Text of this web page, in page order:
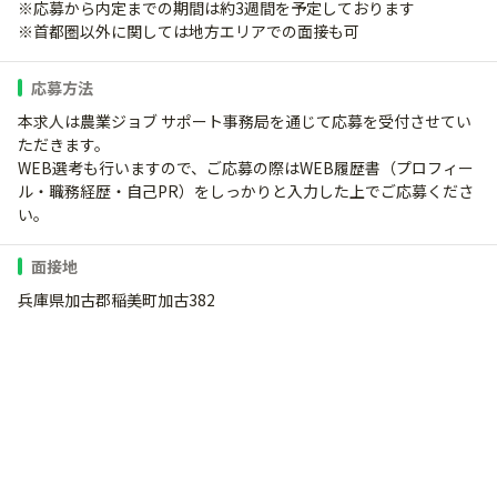
※応募から内定までの期間は約3週間を予定しております
※首都圏以外に関しては地方エリアでの面接も可
応募方法
本求人は農業ジョブ サポート事務局を通じて応募を受付させてい
ただきます。
WEB選考も行いますので、ご応募の際はWEB履歴書（プロフィー
ル・職務経歴・自己PR）をしっかりと入力した上でご応募くださ
い。
面接地
兵庫県加古郡稲美町加古382